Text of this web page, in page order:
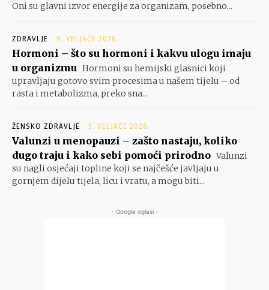
Oni su glavni izvor energije za organizam, posebno...
ZDRAVLJE 9. VELJAČE 2026.
Hormoni – što su hormoni i kakvu ulogu imaju
u organizmu Hormoni su hemijski glasnici koji
upravljaju gotovo svim procesima u našem tijelu – od
rasta i metabolizma, preko sna...
ŽENSKO ZDRAVLJE 5. VELJAČE 2026.
Valunzi u menopauzi – zašto nastaju, koliko
dugo traju i kako sebi pomoći prirodno Valunzi
su nagli osjećaji topline koji se najčešće javljaju u
gornjem dijelu tijela, licu i vratu, a mogu biti...
- Google oglasi -